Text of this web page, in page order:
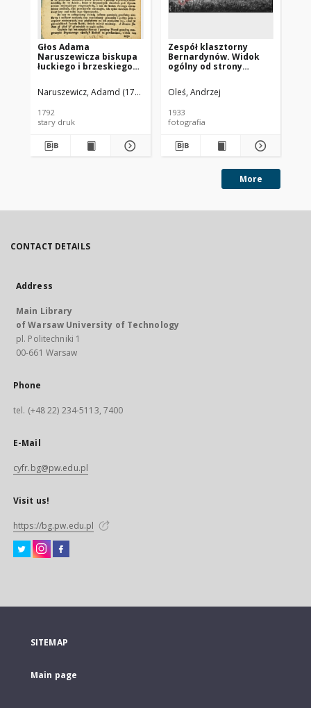
Głos Adama
Naruszewicza biskupa
łuckiego i brzeskiego
pierwszego kamienia
na Kościół Opatrznosci
maia na placu
Uiazdowskim miany
Naruszewicz, Adamd (1733-1796)
1792
stary druk
Zespół klasztorny
Bernardynów. Widok
ogólny od strony
zachodniej. Radom
Oleś, Andrzej
1933
fotografia
More
CONTACT DETAILS
Address
Main Library
of Warsaw University of Technology
pl. Politechniki 1
00-661 Warsaw
Phone
tel. (+48 22) 234-5113, 7400
E-Mail
cyfr.bg@pw.edu.pl
Visit us!
https://bg.pw.edu.pl
SITEMAP
Main page